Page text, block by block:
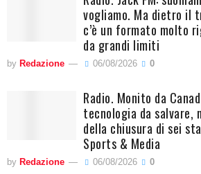
vogliamo. Ma dietro il
c’è un formato molto
da grandi limiti
by Redazione 06/08/2026 0
Radio. Monito da
tecnologia da salvare,
della chiusura di sei
Sports & Media
by Redazione 06/08/2026 0